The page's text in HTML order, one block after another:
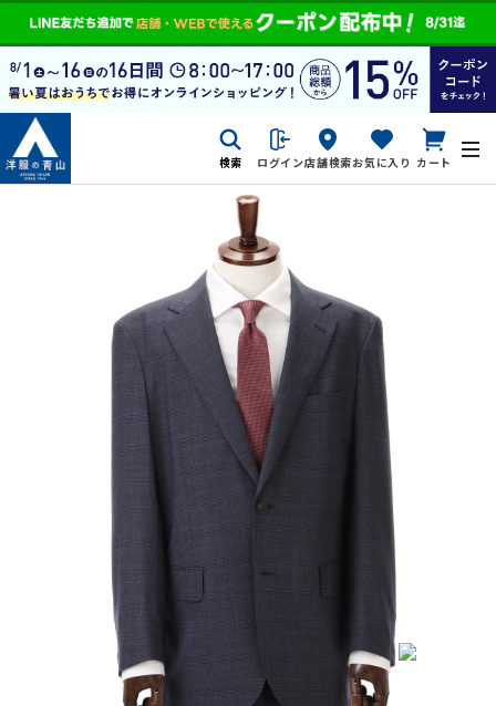
検索 ログイン店舗検索お気に入り カート